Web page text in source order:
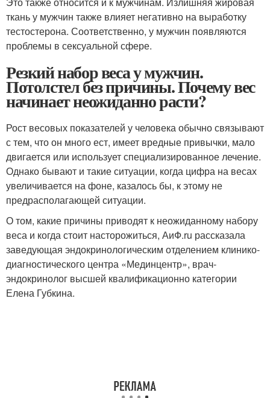
ткань у мужчин также влияет негативно на выработку
тестостерона. Соответственно, у мужчин появляются
проблемы в сексуальной сфере.
Резкий набор веса у мужчин.
Потолстел без причины. Почему вес
начинает неожиданно расти?
Рост весовых показателей у человека обычно связывают
с тем, что он много ест, имеет вредные привычки, мало
двигается или использует специализированное лечение.
Однако бывают и такие ситуации, когда цифра на весах
увеличивается на фоне, казалось бы, к этому не
предрасполагающей ситуации.
О том, какие причины приводят к неожиданному набору
веса и когда стоит насторожиться, АиФ.ru рассказала
заведующая эндокринологическим отделением клинико-
диагностического центра «Мединцентр», врач-
эндокринолог высшей квалификационно категории
Елена Губкина.